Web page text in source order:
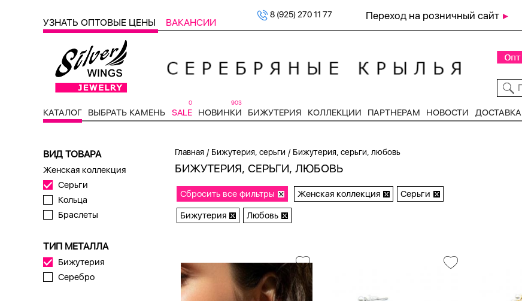
УЗНАТЬ ОПТОВЫЕ ЦЕНЫ ВАКАНСИИ
8 (925) 270 11 77 Переход на розничный сайт
КАТАЛОГ ВЫБРАТЬ КАМЕНЬ SALE
0
НОВИНКИ
903
БИЖУТЕРИЯ КОЛЛЕКЦИИ ПАРТНЕРАМ НОВОСТИ ДОСТАВКА
ВИД ТОВАРА
Женская коллекция
Серьги
Кольца
Браслеты
ТИП МЕТАЛЛА
Бижутерия
Серебро
Главная / Бижутерия, серьги / Бижутерия, серьги, любовь
БИЖУТЕРИЯ, СЕРЬГИ, ЛЮБОВЬ
Сбросить все фильтры Женская коллекция
Серьги
Бижутерия
Любовь